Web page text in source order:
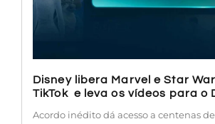
Disney libera Marvel e Star
TikTok e leva os vídeos para o
Acordo inédito dá acesso a centenas